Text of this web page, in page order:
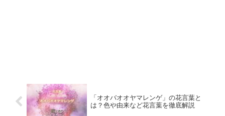
「オオバオオヤマレンゲ」の花言葉と
は？色や由来など花言葉を徹底解説